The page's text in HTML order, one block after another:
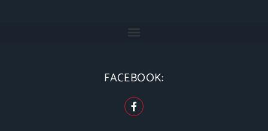
FACEBOOK: